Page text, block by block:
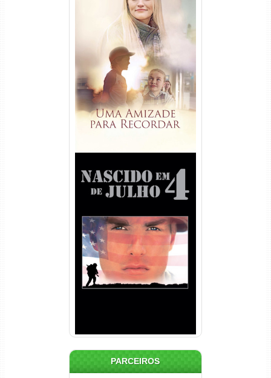
Uma Amizade para Recordar
Torrent (2025) WEB-DL 1080p
Dual Áudio
Nascido em 4 de Julho
Torrent (1989) WEB-DL 1080p
Dual Áudio
PARCEIROS